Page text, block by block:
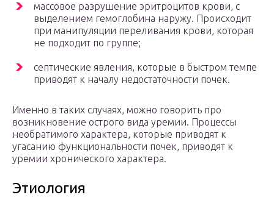
массовое разрушение эритроцитов крови, с
выделением гемоглобина наружу. Происходит
при манипуляции переливания крови, которая
не подходит по группе;
септические явления, которые в быстром темпе
приводят к началу недостаточности почек.
Именно в таких случаях, можно говорить про
возникновение острого вида уремии. Процессы
необратимого характера, которые приводят к
угасанию функциональности почек, приводят к
уремии хронического характера.
Этиология